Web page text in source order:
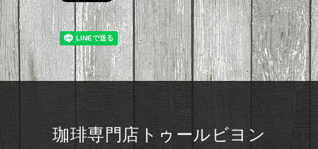
珈琲専門店トゥールビヨン